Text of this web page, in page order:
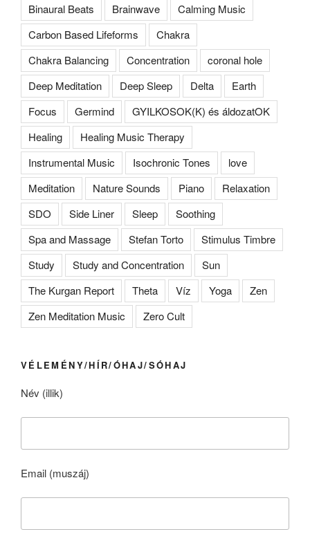
Binaural Beats
Brainwave
Calming Music
Carbon Based Lifeforms
Chakra
Chakra Balancing
Concentration
coronal hole
Deep Meditation
Deep Sleep Delta
Earth
Focus
Germind
GYILKOSOK(K) és áldozatOK
Healing
Healing Music Therapy
Instrumental Music
Isochronic Tones
love
Meditation
Nature Sounds Piano
Relaxation
SDO
Side Liner Sleep
Soothing
Spa and Massage
Stefan Torto
Stimulus Timbre
Study
Study and Concentration
Sun
The Kurgan Report
Theta Víz Yoga
Zen
Zen Meditation Music
Zero Cult
VÉLEMÉNY/HÍR/ÓHAJ/SÓHAJ
Név (illik)
Email (muszáj)